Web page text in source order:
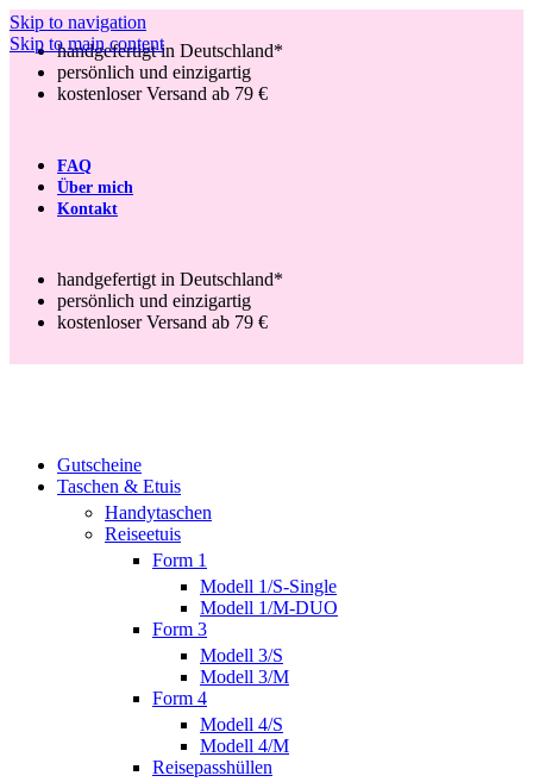
Skip to navigation
Skip to main content
handgefertigt in Deutschland*
persönlich und einzigartig
kostenloser Versand ab 79 €
FAQ
Über mich
Kontakt
handgefertigt in Deutschland*
persönlich und einzigartig
kostenloser Versand ab 79 €
Gutscheine
Taschen & Etuis
Handytaschen
Reiseetuis
Form 1
Modell 1/S-Single
Modell 1/M-DUO
Form 3
Modell 3/S
Modell 3/M
Form 4
Modell 4/S
Modell 4/M
Reisepasshüllen